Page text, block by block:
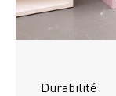
Durabilité